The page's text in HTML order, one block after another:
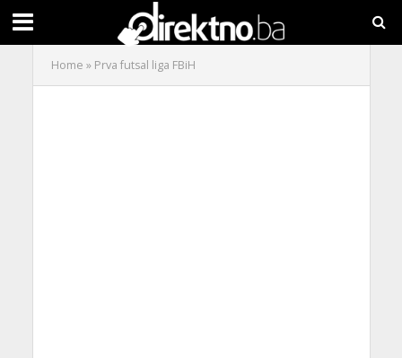
Home » Prva futsal liga FBiH